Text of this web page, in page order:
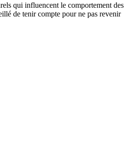
qui influencent le comportement des
de tenir compte pour ne pas revenir